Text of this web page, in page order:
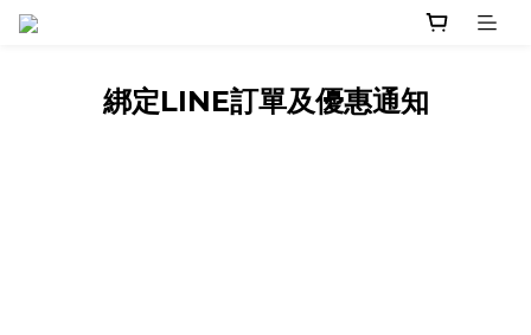
綁定LINE訂單及優惠通知